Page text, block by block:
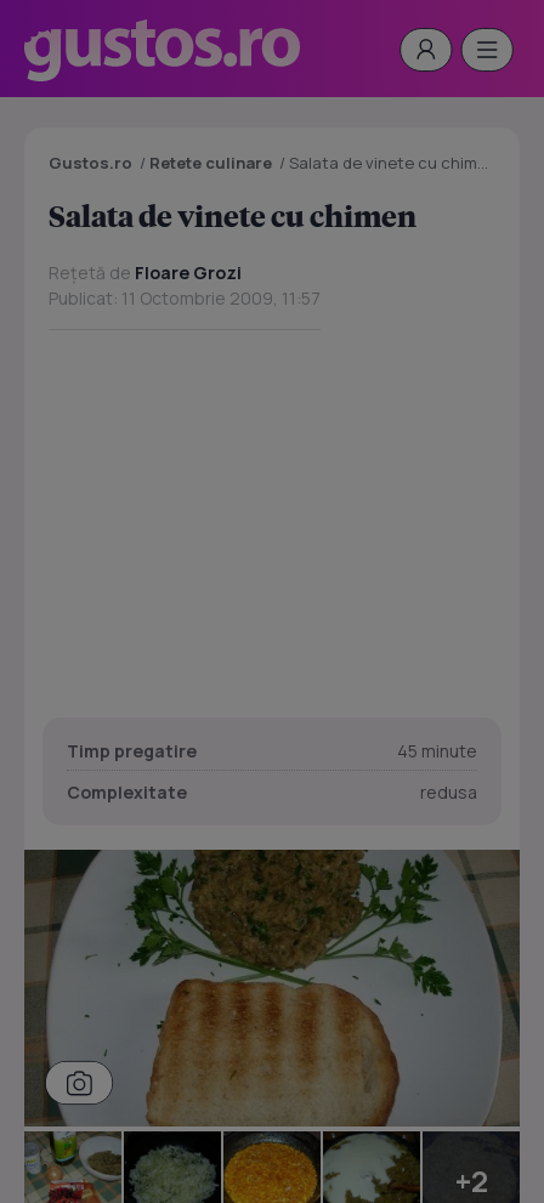
Gustos.ro / Retete culinare / Salata de vinete cu chimen
Salata de vinete cu chimen
Rețetă de Floare Grozi
Publicat: 11 Octombrie 2009, 11:57
Timp pregatire
45 minute
Complexitate
redusa
+2